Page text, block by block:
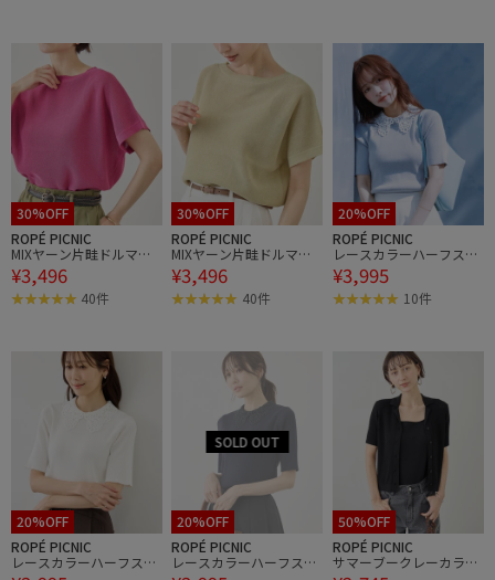
30%OFF
ROPÉ PICNIC
MIXヤーン片畦ドルマン
ニットプルオーバー
¥3,496
40件
30%OFF
ROPÉ PICNIC
MIXヤーン片畦ドルマン
ニットプルオーバー
¥3,496
40件
20%OFF
ROPÉ PICNIC
レースカラーハーフスリ
ーブリブニット
¥3,995
10件
20%OFF
ROPÉ PICNIC
レースカラーハーフスリ
20%OFF
ROPÉ PICNIC
レースカラーハーフスリ
50%OFF
ROPÉ PICNIC
サマーブークレーカラー